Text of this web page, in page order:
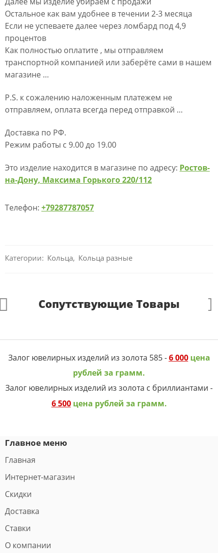
Остальное как вам удобнее в течении 2-3 месяца
Если не успеваете далее через ломбард под 4,9
процентов
Как полностью оплатите , мы отправляем
транспортной компанией или заберёте сами в нашем
магазине …
P.S. к сожалению наложенным платежем не
отправляем, оплата всегда перед отправкой …
Доставка по РФ.
Режим работы с 9.00 до 19.00
Это изделие находится в магазине по адресу: Ростов-
на-Дону, Максима Горького 220/112
Телефон: +79287787057
Категории: Кольца, Кольца разные
Сопутствующие Товары
Залог ювелирных изделий из золота 585 -6 000цена
рублей за грамм.
Залог ювелирных изделий из золота с бриллиантами -
6 500цена рублей за грамм.
Главное меню
Главная
Интернет-магазин
Скидки
Доставка
Ставки
О компании